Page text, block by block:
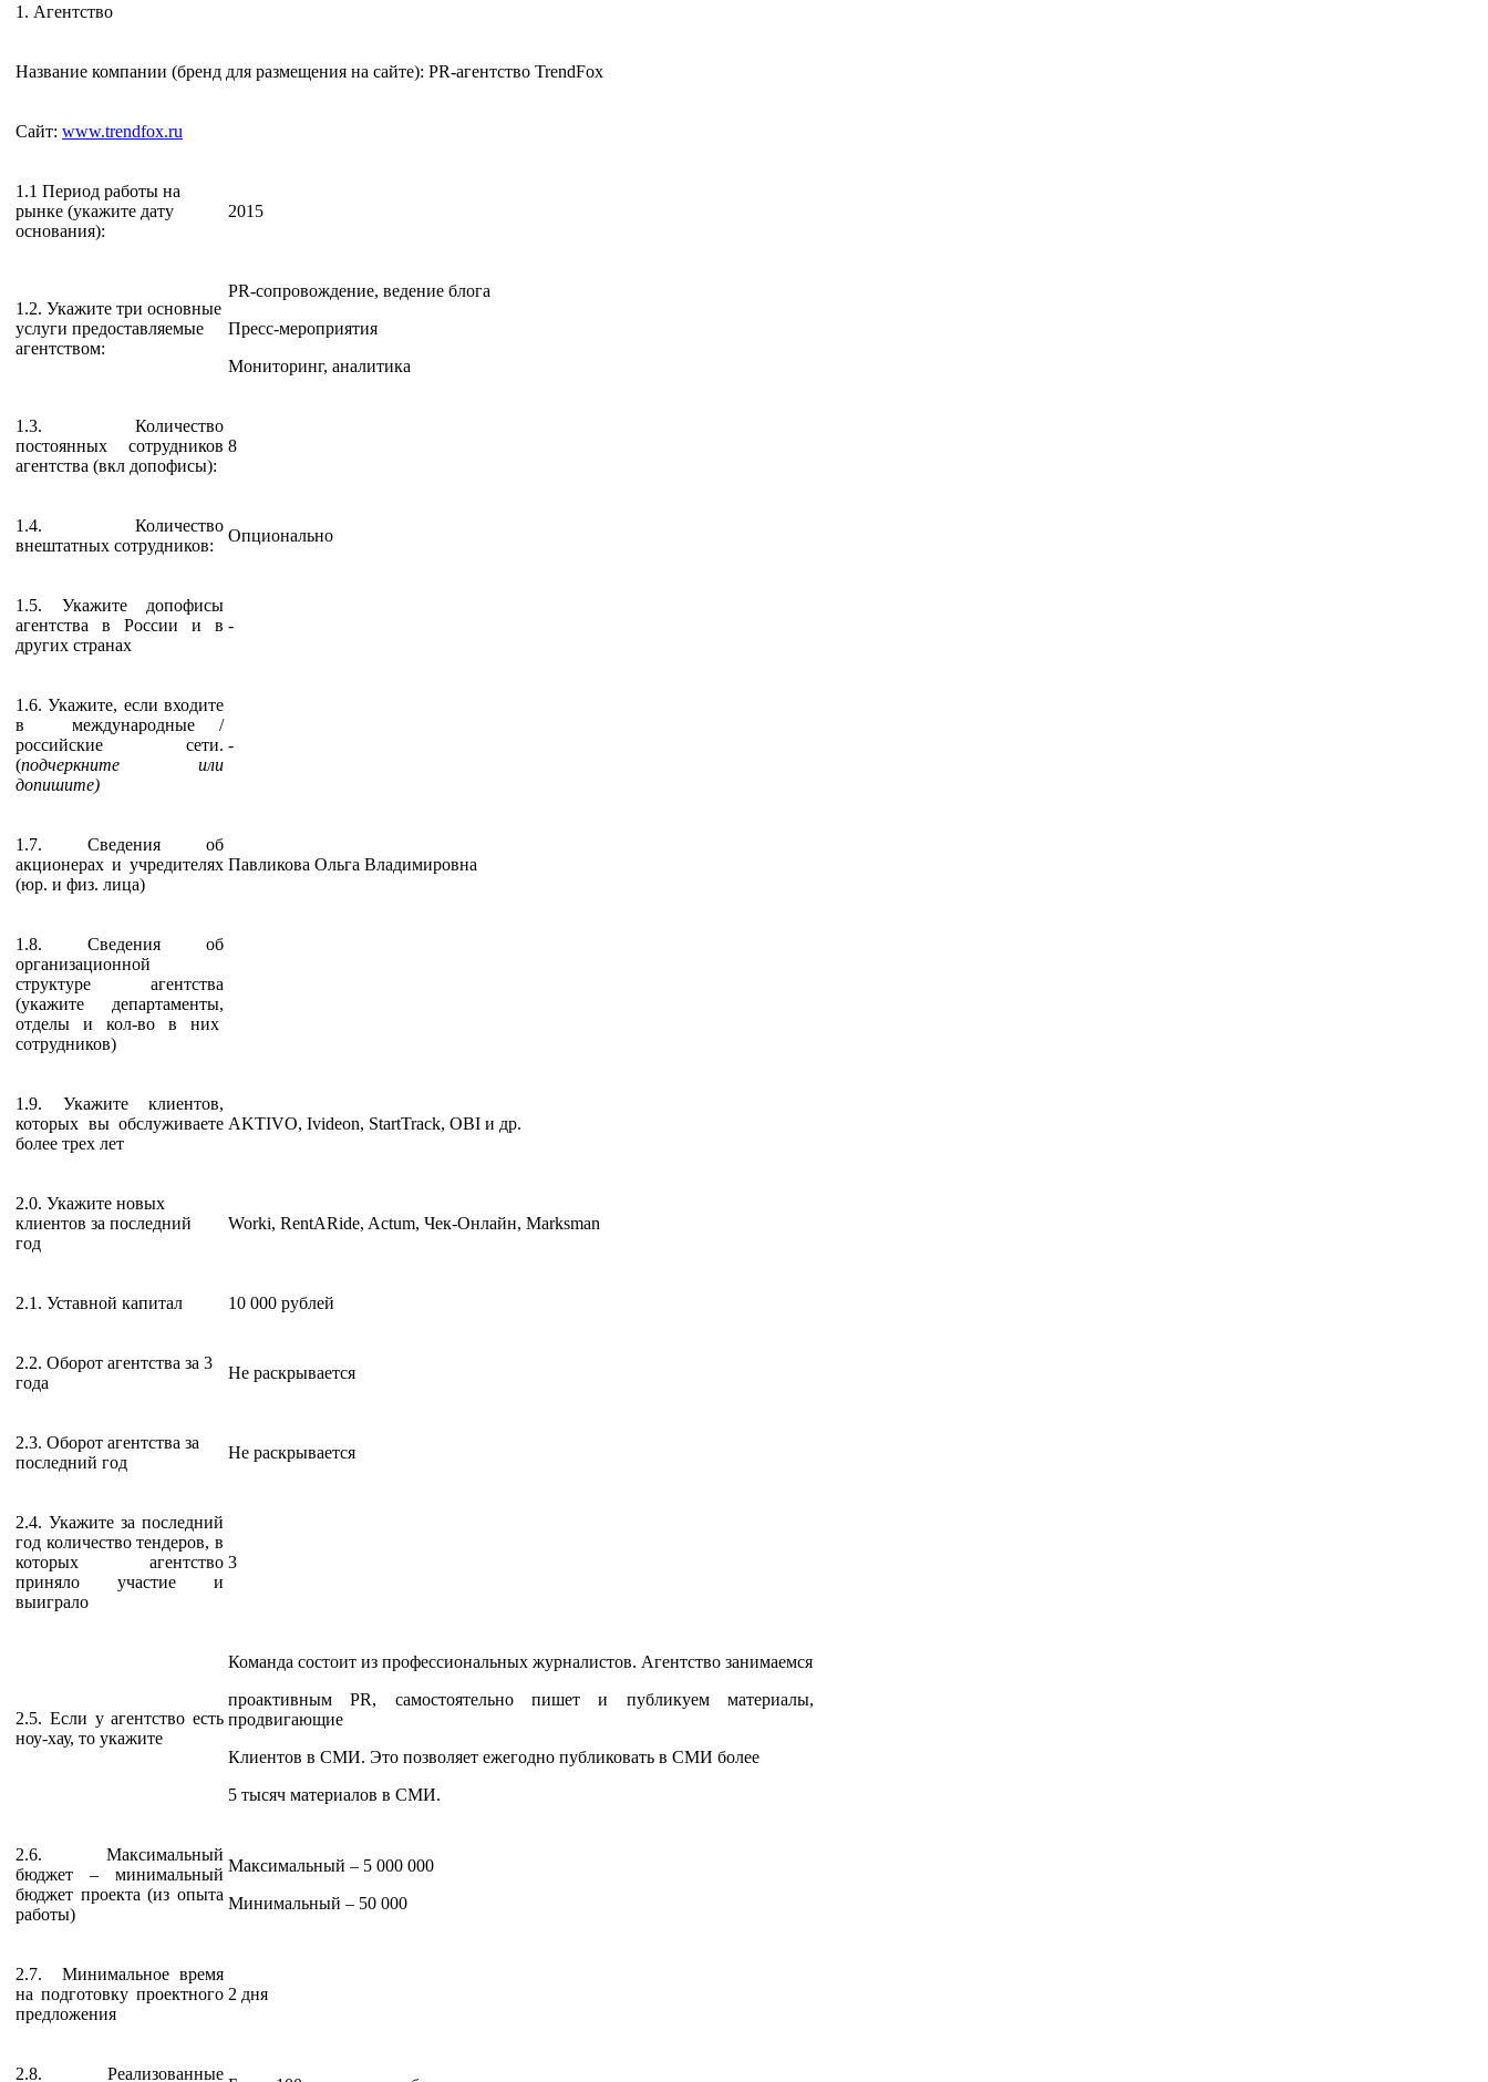
1. Агентство
Название компании (бренд для размещения на сайте): PR-агентство TrendFox
Сайт: www.trendfox.ru
1.1 Период работы на
рынке (укажите дату
основания):
2015
1.2. Укажите три основные
услуги предоставляемые
агентством:
PR-сопровождение, ведение блога
Пресс-мероприятия
Мониторинг, аналитика
1.3. Количество
постоянных сотрудников
агентства (вкл допофисы):
8
1.4. Количество
внештатных сотрудников:
Опционально
1.5. Укажите допофисы
агентства в России и в
других странах
-
1.6. Укажите, если входите
в международные /
российские сети.
(подчеркните или
допишите)
-
1.7. Сведения об
акционерах и учредителях
(юр. и физ. лица)
Павликова Ольга Владимировна
1.8. Сведения об
организационной
структуре агентства
(укажите департаменты,
отделы и кол-во в них
сотрудников)
1.9. Укажите клиентов,
которых вы обслуживаете
более трех лет
AKTIVO, Ivideon, StartTrack, ОВI и др.
2.0. Укажите новых
клиентов за последний
год
Worki, RentARide, Actum, Чек-Онлайн, Marksman
2.1. Уставной капитал 10 000 рублей
2.2. Оборот агентства за 3
года
Не раскрывается
2.3. Оборот агентства за
последний год
Не раскрывается
2.4. Укажите за последний
год количество тендеров, в
которых агентство
приняло участие и
выиграло
3
2.5. Если у агентство есть
ноу-хау, то укажите
Команда состоит из профессиональных журналистов. Агентство занимаемся
проактивным PR, самостоятельно пишет и публикуем материалы,
продвигающие
Клиентов в СМИ. Это позволяет ежегодно публиковать в СМИ более
5 тысяч материалов в СМИ.
2.6. Максимальный
бюджет – минимальный
бюджет проекта (из опыта
работы)
Максимальный – 5 000 000
Минимальный – 50 000
2.7. Минимальное время
на подготовку проектного
предложения
2 дня
2.8. Реализованные